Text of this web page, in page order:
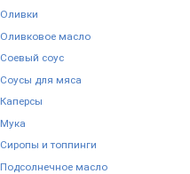
Оливки
Оливковое масло
Соевый соус
Соусы для мяса
Каперсы
Мука
Сиропы и топпинги
Подсолнечное масло